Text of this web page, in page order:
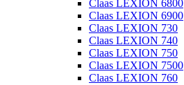
Claas LEXION 6800
Claas LEXION 6900
Claas LEXION 730
Claas LEXION 740
Claas LEXION 750
Claas LEXION 7500
Claas LEXION 760